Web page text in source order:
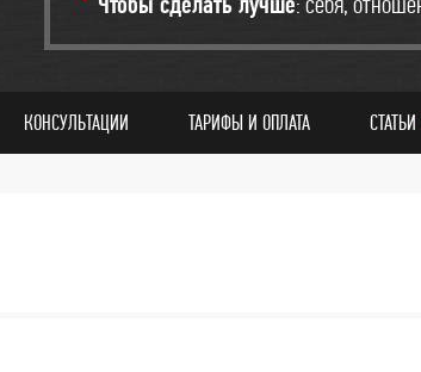
КОНСУЛЬТАЦИИ ТАРИФЫ И ОПЛАТА СТАТЬИ